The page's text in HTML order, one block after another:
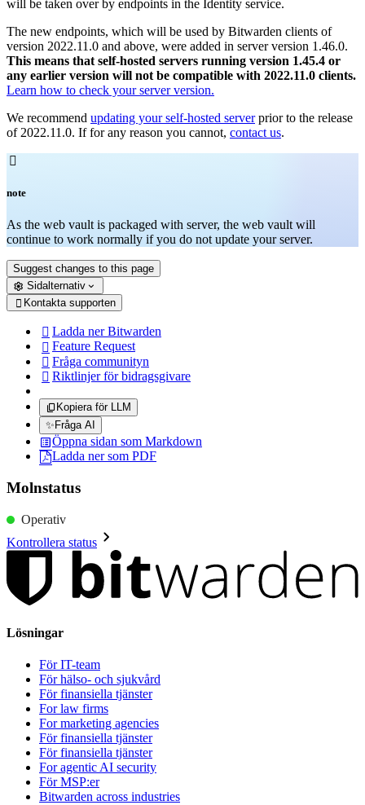
will be taken over by endpoints in the Identity service.
The new endpoints, which will be used by Bitwarden clients of
version 2022.11.0 and above, were added in server version 1.46.0.
This means that self-hosted servers running version 1.45.4 or
any earlier version will not be compatible with 2022.11.0 clients.
Learn how to check your server version.
We recommend updating your self-hosted serverprior to the release
of 2022.11.0. If for any reason you cannot, contact us.

note
As the web vault is packaged with server, the web vault will
continue to work normally if you do not update your server.
Suggest changes to this page
Sidalternativ
 Kontakta supporten
 Ladda ner Bitwarden
 Feature Request
 Fråga communityn
 Riktlinjer för bidragsgivare
Kopiera för LLM
✨Fråga AI
Öppna sidan som Markdown
Ladda ner som PDF
Molnstatus
Operativ
Kontrollera status
Lösningar
För IT-team
För hälso- och sjukvård
För finansiella tjänster
For law firms
For marketing agencies
För finansiella tjänster
För finansiella tjänster
For agentic AI security
För MSP:er
Bitwarden across industries